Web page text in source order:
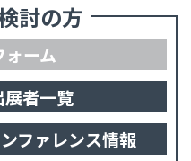
討の方
ォーム
者一覧
ファレンス情報